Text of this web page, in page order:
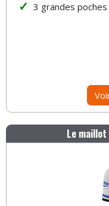
3 grandes
Le